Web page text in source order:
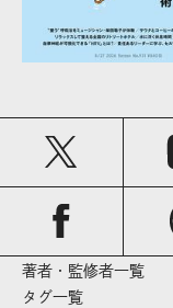
著者・監修者一覧
タグ一覧